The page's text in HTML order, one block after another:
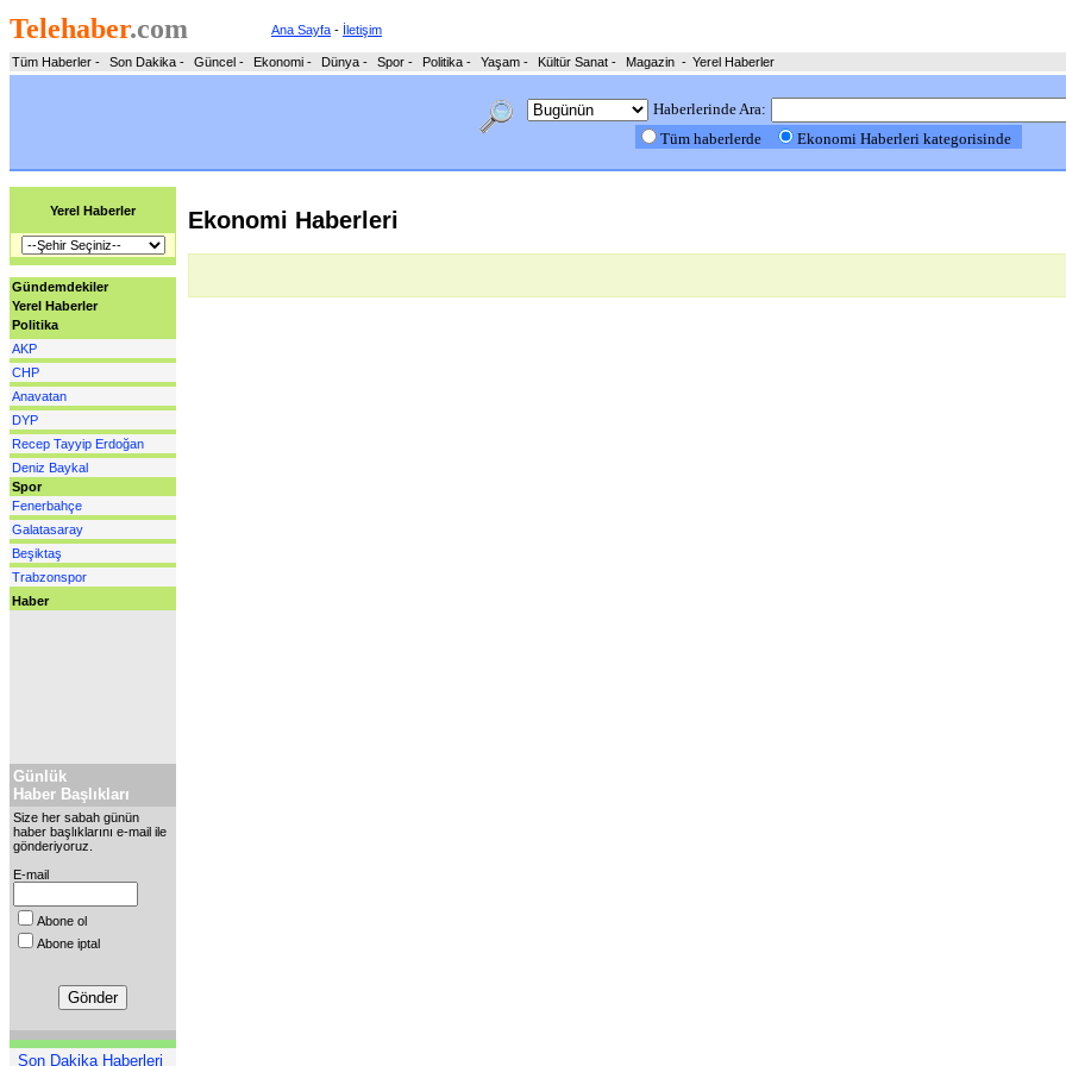
Telehaber.com Ana Sayfa - İletişim
Tüm Haberler - Son Dakika - Güncel - Ekonomi - Dünya - Spor - Politika - Yaşam - Kültür Sanat - Magazin - Yerel Haberler
Haberlerinde Ara:
Tüm haberlerde
Ekonomi Haberleri kategorisinde
Yerel Haberler
Gündemdekiler
Yerel Haberler
Politika
AKP
CHP
Anavatan
DYP
Recep Tayyip Erdoğan
Deniz Baykal
Spor
Fenerbahçe
Galatasaray
Beşiktaş
Trabzonspor
Haber
Günlük
Haber Başlıkları
Size her sabah günün
haber başlıklarını e-mail ile
gönderiyoruz.
E-mail
Abone ol
Abone iptal
Son Dakika Haberleri
Ekonomi Haberleri